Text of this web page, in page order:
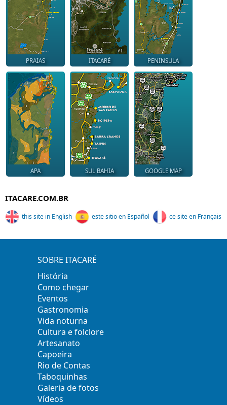
PRAIAS ITACARÉ PENINSULA
APA SUL BAHIA GOOGLE MAP
ITACARE.COM.BR
this site in English este sitio en Español ce site en Français
SOBRE ITACARÉ
História
Como chegar
Eventos
Gastronomia
Vida noturna
Cultura e folclore
Artesanato
Capoeira
Rio de Contas
Taboquinhas
Galeria de fotos
Vídeos